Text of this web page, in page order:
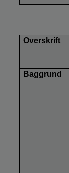
Overskrift
Baggrund